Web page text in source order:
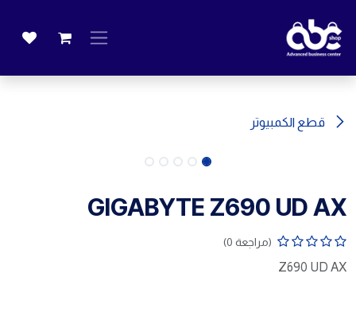
قطع الكمبيوتر
GIGABYTE Z690 UD AX
(مراجعة 0)
Z690 UD AX